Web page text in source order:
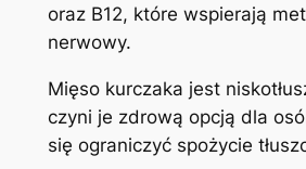
oraz B12, które wspierają
nerwowy.
Mięso kurczaka jest
czyni je zdrową opcją dla
się ograniczyć spożycie